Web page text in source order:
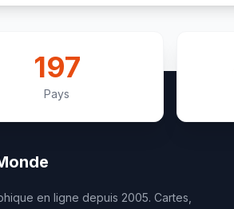
197
Pays
en ligne depuis 2005. Cartes,